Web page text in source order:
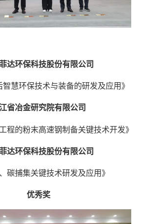
达环保科技股份有限公司
智慧环保技术与装备的研发及应用》
省冶金研究院有限公司
程的粉末高速钢制备关键技术开发》
达环保科技股份有限公司
碳捕集关键技术研发及应用》
优秀奖